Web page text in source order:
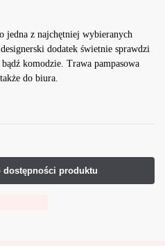
jedna z najchętniej wybieranych
dodatek świetnie sprawdzi
komodzie. Trawa pampasowa
do biura.